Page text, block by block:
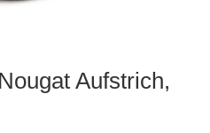
Aufstrich,